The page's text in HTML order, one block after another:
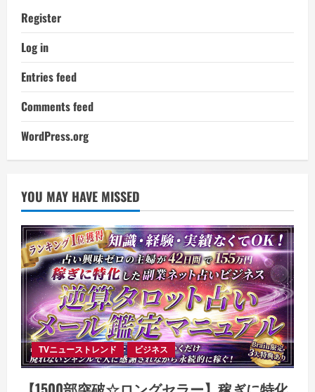
Register
Log in
Entries feed
Comments feed
WordPress.org
YOU MAY HAVE MISSED
TVニューストレンド ビジネス